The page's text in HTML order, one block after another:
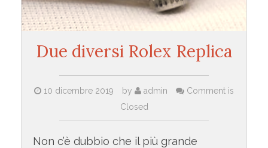
Due diversi Rolex Replica
10 dicembre 2019 by admin
Comment is
Closed
Non c’è dubbio che il più grande